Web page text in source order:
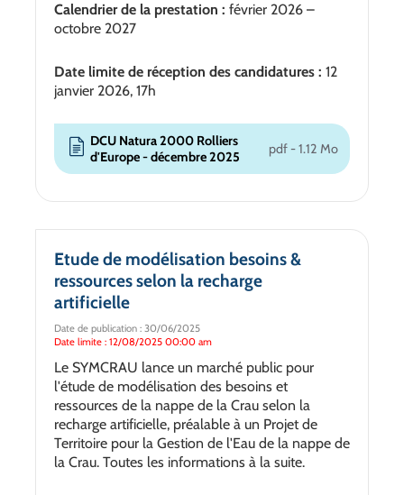
Calendrier de la prestation : février 2026 –
octobre 2027
Date limite de réception des candidatures : 12
janvier 2026, 17h
DCU Natura 2000 Rolliers
d'Europe - décembre 2025
pdf - 1.12 Mo
Etude de modélisation besoins &
ressources selon la recharge
artificielle
Date de publication : 30/06/2025
Date limite : 12/08/2025 00:00 am
Le SYMCRAU lance un marché public pour
l'étude de modélisation des besoins et
ressources de la nappe de la Crau selon la
recharge artificielle, préalable à un Projet de
Territoire pour la Gestion de l'Eau de la nappe de
la Crau. Toutes les informations à la suite.